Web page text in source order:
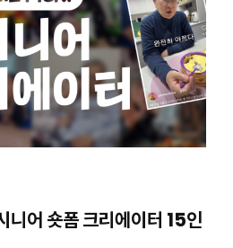
니어 숏폼 크리에이터 15인